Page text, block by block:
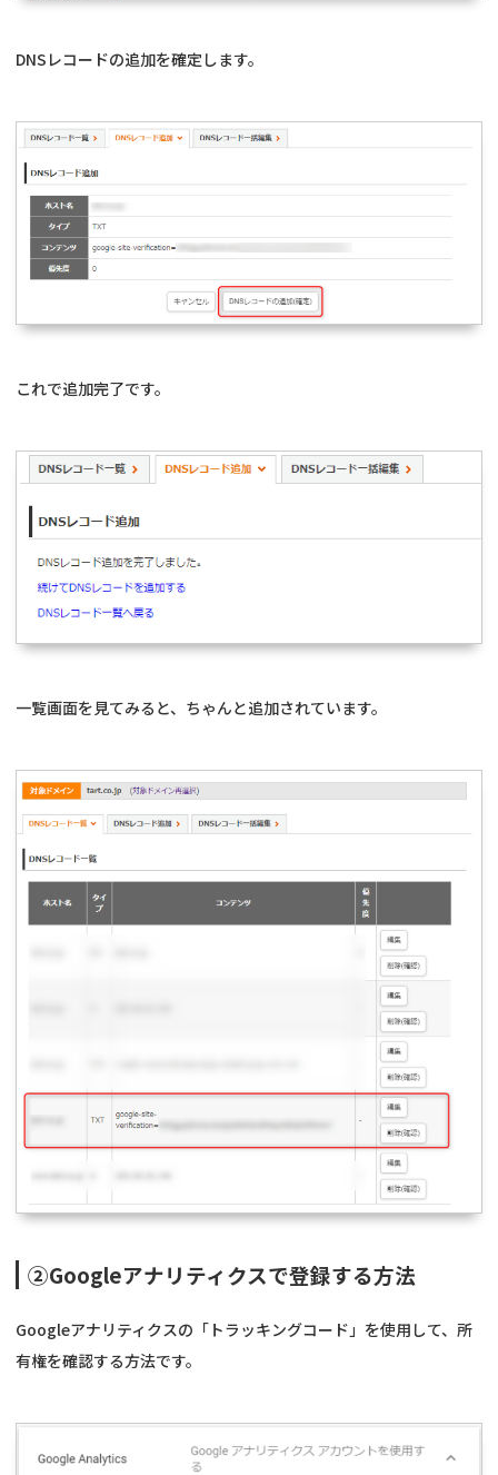
DNSレコードの追加を確定します。
これで追加完了です。
一覧画面を見てみると、ちゃんと追加されています。
②Googleアナリティクスで登録する方法
Googleアナリティクスの「トラッキングコード」を使用して、所
有権を確認する方法です。